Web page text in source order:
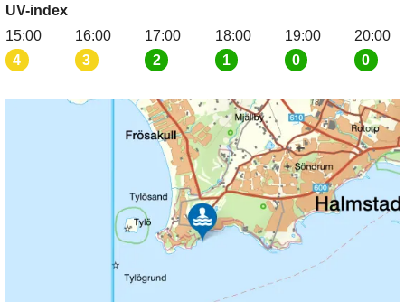
UV-index
15:00
4
16:00
3
17:00
2
18:00
1
19:00
0
20:00
0